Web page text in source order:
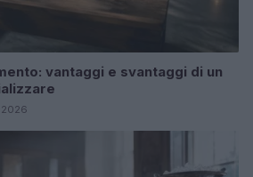
vantaggi e svantaggi di un
2026